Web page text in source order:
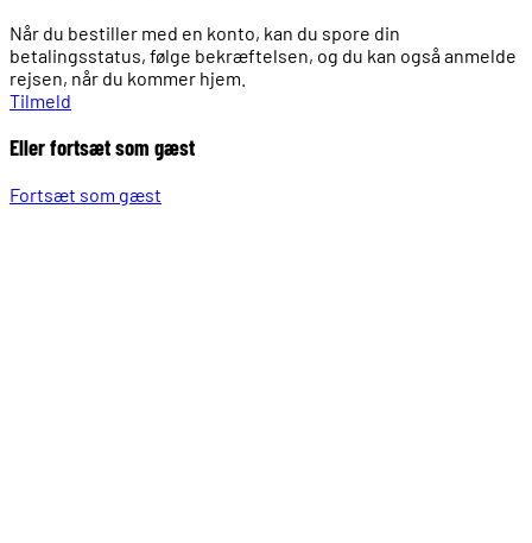
Når du bestiller med en konto, kan du spore din
betalingsstatus, følge bekræftelsen, og du kan også anmelde
rejsen, når du kommer hjem.
Tilmeld
Eller fortsæt som gæst
Fortsæt som gæst